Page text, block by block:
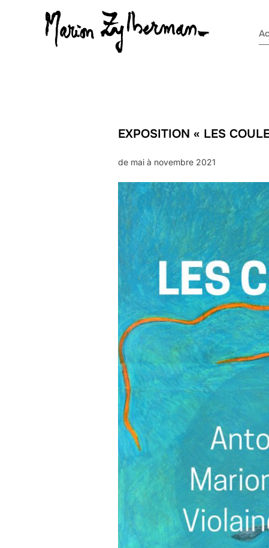
EXPOSITION « LES
de mai à novembre 2021